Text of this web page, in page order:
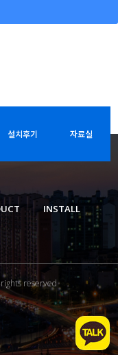
설치후기 자료실
INSTALL
reserved